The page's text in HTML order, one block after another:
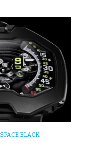
BLACK